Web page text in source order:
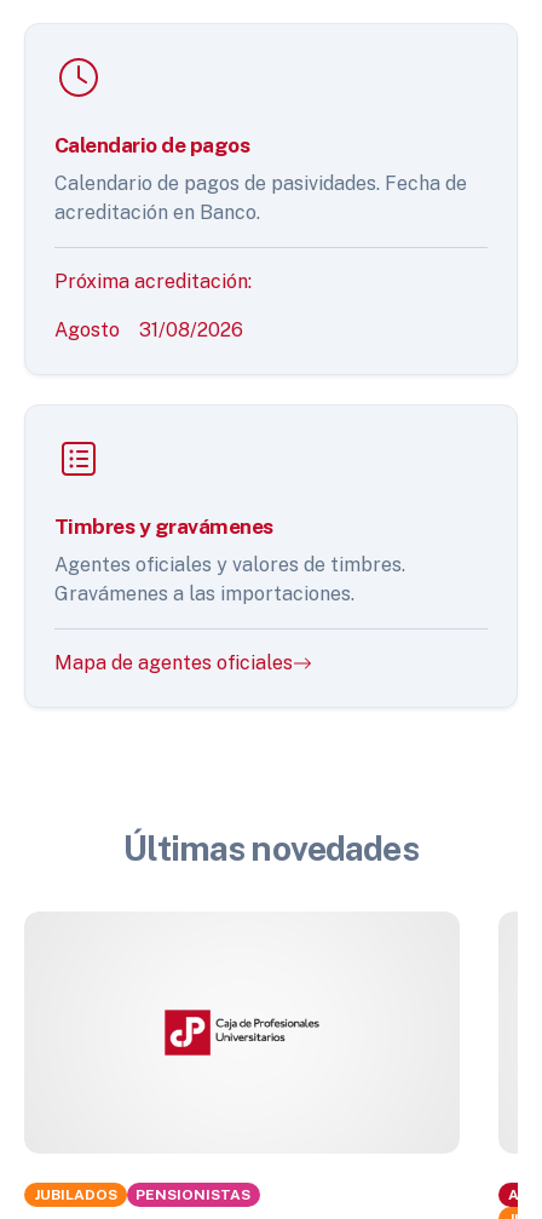
Calendario de pagos
Calendario de pagos de pasividades. Fecha de
acreditación en Banco.
Próxima acreditación:
Agosto 31/08/2026
Timbres y gravámenes
Agentes oficiales y valores de timbres.
Gravámenes a las importaciones.
Mapa de agentes oficiales
Últimas novedades
JUBILADOS PENSIONISTAS